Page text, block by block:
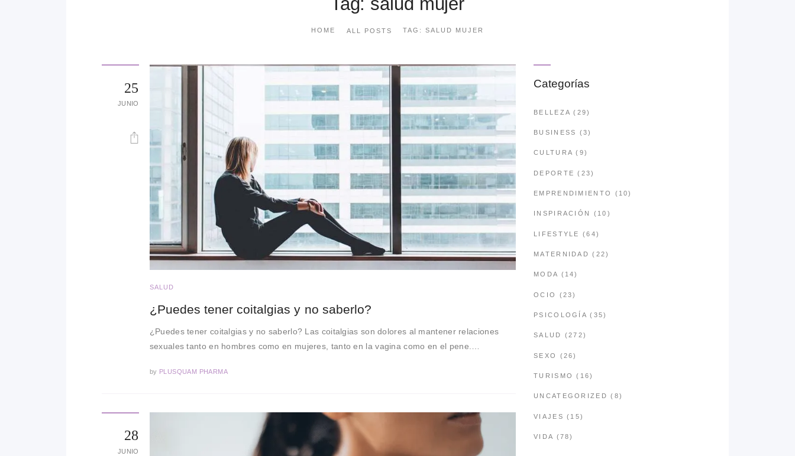
HOME ALL POSTS TAG: SALUD MUJER
25
JUNIO
SALUD
¿Puedes tener coitalgias y no saberlo?
¿Puedes tener coitalgias y no saberlo? Las coitalgias son dolores al mantener relaciones
sexuales tanto en hombres como en mujeres, tanto en la vagina como en el pene.…
by PLUSQUAM PHARMA
28
JUNIO
Categorías
BELLEZA (29)
BUSINESS (3)
CULTURA (9)
DEPORTE (23)
EMPRENDIMIENTO (10)
INSPIRACIÓN (10)
LIFESTYLE (64)
MATERNIDAD (22)
MODA (14)
OCIO (23)
PSICOLOGÍA (35)
SALUD (272)
SEXO (26)
TURISMO (16)
UNCATEGORIZED (8)
VIAJES (15)
VIDA (78)